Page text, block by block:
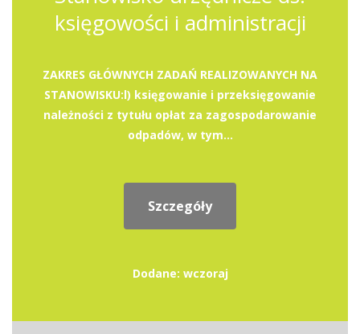
księgowości i administracji
ZAKRES GŁÓWNYCH ZADAŃ REALIZOWANYCH NA
STANOWISKU:l) księgowanie i przeksięgowanie
należności z tytułu opłat za zagospodarowanie
odpadów, w tym...
Szczegóły
Dodane: wczoraj